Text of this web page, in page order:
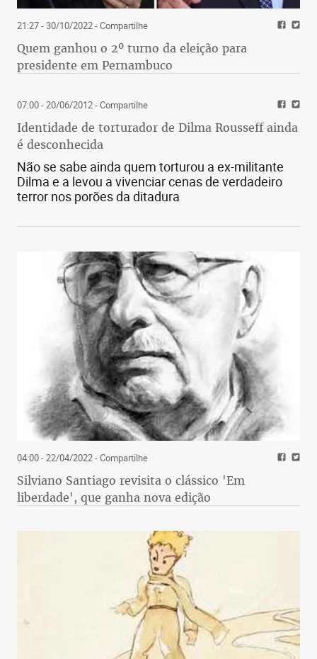
21:27 - 30/10/2022- Compartilhe
Quem ganhou o 2º turno da eleição para
presidente em Pernambuco
07:00 - 20/06/2012- Compartilhe
Identidade de torturador de Dilma Rousseff ainda
é desconhecida
Não se sabe ainda quem torturou a ex-militante
Dilma e a levou a vivenciar cenas de verdadeiro
terror nos porões da ditadura
04:00 - 22/04/2022- Compartilhe
Silviano Santiago revisita o clássico 'Em
liberdade', que ganha nova edição